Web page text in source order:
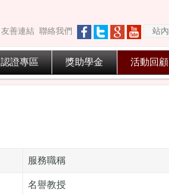
友善連結 聯絡我們
認證專區 獎助學金 活動回顧
服務職稱
名譽教授